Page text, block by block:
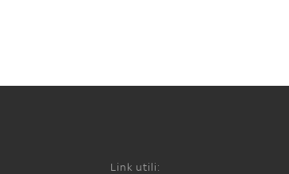
Link utili: